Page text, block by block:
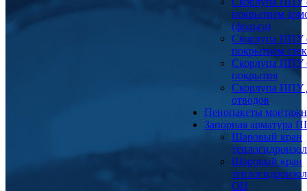
покрытием
(фольга)
Скорлупа ППУ
покрытием
Скорлупа ППУ
покрытия
Скорлупа ППУ
отводов
Пенопакеты
Запорная арматура
Шаровый кран
Шаровый кран
ОЦ